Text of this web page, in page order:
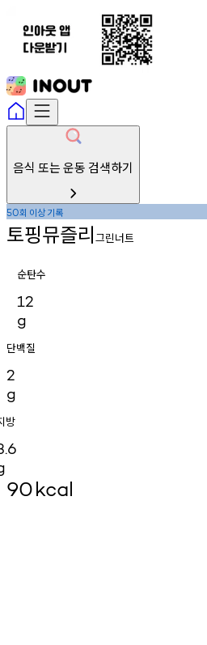
음식 또는 운동 검색하기
50회 이상기록
토핑뮤즐리그린너트
순탄수
12
g
단백질
2
g
방
90kcal